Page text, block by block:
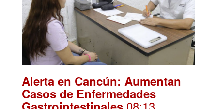
Alerta en Cancún: Aumentan
Casos de Enfermedades